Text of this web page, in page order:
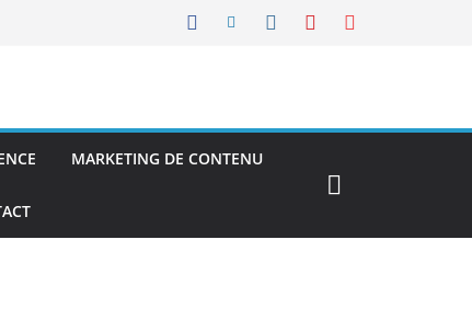
MARKETING DE CONTENU